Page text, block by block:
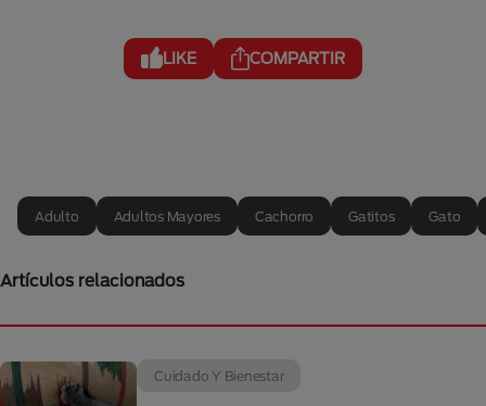
LIKE COMPARTIR
Adulto Adultos Mayores Cachorro Gatitos Gato
Artículos relacionados
Cuidado Y Bienestar